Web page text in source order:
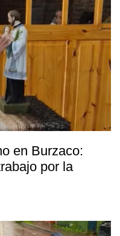
en Burzaco:
por la